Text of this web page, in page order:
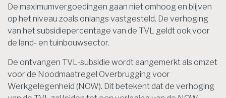
De maximumvergoedingen gaan niet omhoog en blijven
op het niveau zoals onlangs vastgesteld. De verhoging
van het subsidiepercentage van de TVL geldt ook voor
de land- en tuinbouwsector.
De ontvangen TVL-subsidie wordt aangemerkt als omzet
voor de Noodmaatregel Overbrugging voor
Werkgelegenheid (NOW). Dit betekent dat de verhoging